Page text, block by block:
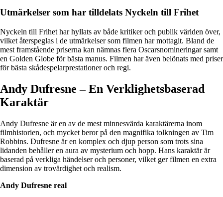
Utmärkelser som har tilldelats Nyckeln till Frihet
Nyckeln till Frihet har hyllats av både kritiker och publik världen över,
vilket återspeglas i de utmärkelser som filmen har mottagit. Bland de
mest framstående priserna kan nämnas flera Oscarsnomineringar samt
en Golden Globe för bästa manus. Filmen har även belönats med priser
för bästa skådespelarprestationer och regi.
Andy Dufresne – En Verklighetsbaserad
Karaktär
Andy Dufresne är en av de mest minnesvärda karaktärerna inom
filmhistorien, och mycket beror på den magnifika tolkningen av Tim
Robbins. Dufresne är en komplex och djup person som trots sina
lidanden behåller en aura av mysterium och hopp. Hans karaktär är
baserad på verkliga händelser och personer, vilket ger filmen en extra
dimension av trovärdighet och realism.
Andy Dufresne real